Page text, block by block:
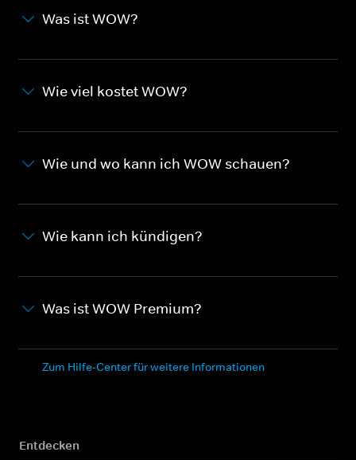
Was ist WOW?
Wie viel kostet WOW?
Wie und wo kann ich WOW schauen?
Wie kann ich kündigen?
Was ist WOW Premium?
Zum Hilfe-Center für weitere Informationen
Entdecken